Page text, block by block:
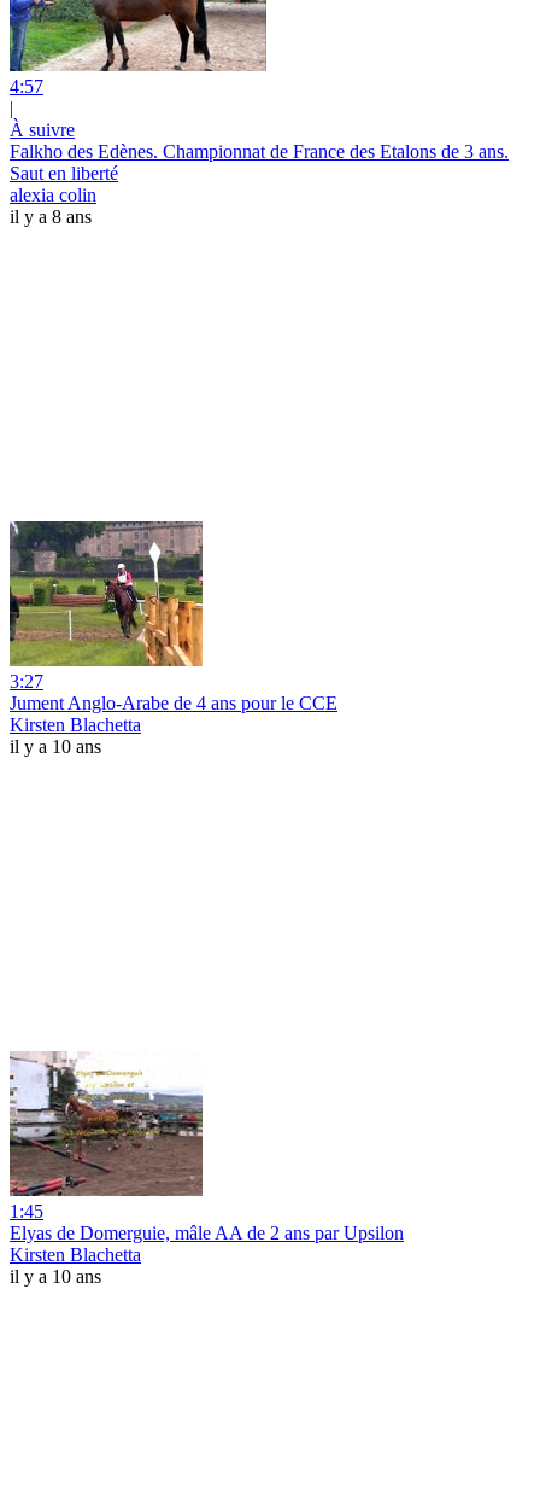
4:57
|
À suivre
Falkho des Edènes. Championnat de France des Etalons de 3 ans.
Saut en liberté
alexia colin
il y a 8 ans
3:27
Jument Anglo-Arabe de 4 ans pour le CCE
Kirsten Blachetta
il y a 10 ans
1:45
Elyas de Domerguie, mâle AA de 2 ans par Upsilon
Kirsten Blachetta
il y a 10 ans